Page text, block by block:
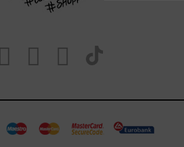
Visit
https://
page
Visit
https://
page
Visit
https://
our
TikTok